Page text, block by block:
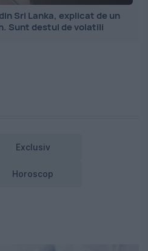
Sri Lanka, explicat de un
Sunt destul de volatili
Exclusiv
Horoscop